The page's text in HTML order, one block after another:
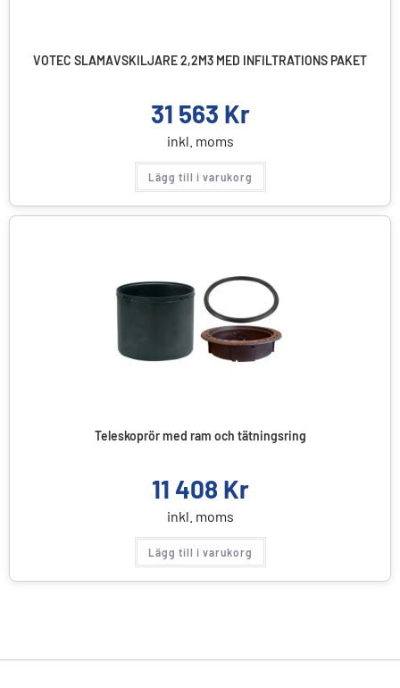
VOTEC SLAMAVSKILJARE 2,2M3 MED INFILTRATIONS PAKET
31 563 Kr
inkl. moms
Lägg till i varukorg
Teleskoprör med ram och tätningsring
11 408 Kr
inkl. moms
Lägg till i varukorg